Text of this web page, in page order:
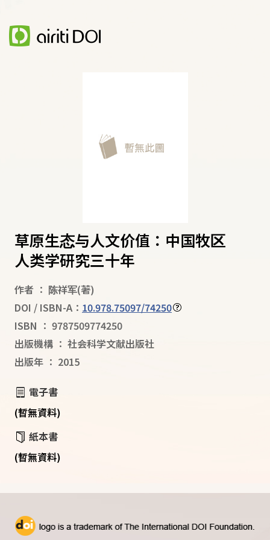
草原生态与人文价值：中国牧区
人类学研究三十年
作者 ： 陈祥军(著)
DOI / ISBN-A： 10.978.75097/74250
ISBN ： 9787509774250
出版機構 ： 社会科学文献出版社
出版年 ： 2015
電子書
(暫無資料)
紙本書
(暫無資料)